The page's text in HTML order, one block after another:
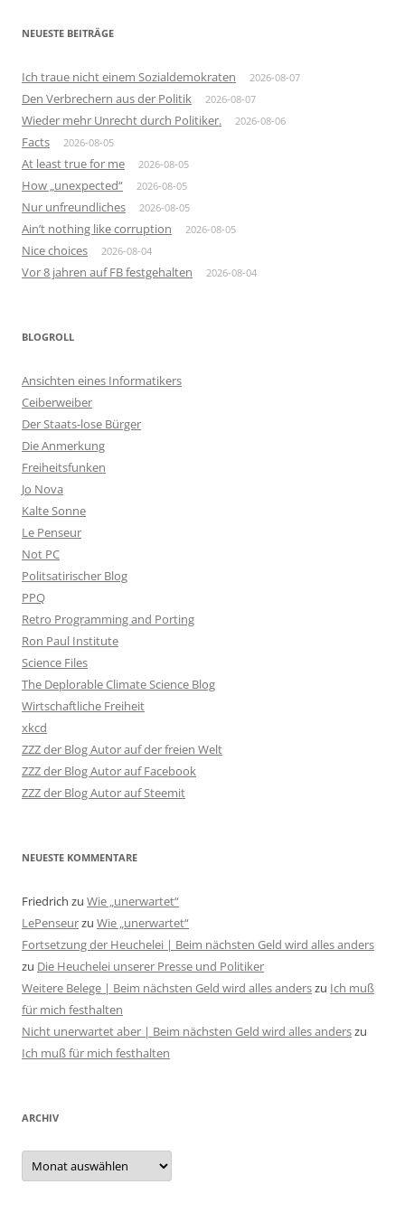
NEUESTE BEITRÄGE
Ich traue nicht einem Sozialdemokraten 2026-08-07
Den Verbrechern aus der Politik 2026-08-07
Wieder mehr Unrecht durch Politiker. 2026-08-06
Facts 2026-08-05
At least true for me 2026-08-05
How „unexpected“ 2026-08-05
Nur unfreundliches 2026-08-05
Ain’t nothing like corruption 2026-08-05
Nice choices 2026-08-04
Vor 8 jahren auf FB festgehalten 2026-08-04
BLOGROLL
Ansichten eines Informatikers
Ceiberweiber
Der Staats-lose Bürger
Die Anmerkung
Freiheitsfunken
Jo Nova
Kalte Sonne
Le Penseur
Not PC
Politsatirischer Blog
PPQ
Retro Programming and Porting
Ron Paul Institute
Science Files
The Deplorable Climate Science Blog
Wirtschaftliche Freiheit
xkcd
ZZZ der Blog Autor auf der freien Welt
ZZZ der Blog Autor auf Facebook
ZZZ der Blog Autor auf Steemit
NEUESTE KOMMENTARE
Friedrich zu Wie „unerwartet“
LePenseurzu Wie „unerwartet“
Fortsetzung der Heuchelei | Beim nächsten Geld wird alles anders
zu Die Heuchelei unserer Presse und Politiker
Weitere Belege | Beim nächsten Geld wird alles anderszu Ich muß
für mich festhalten
Nicht unerwartet aber | Beim nächsten Geld wird alles anderszu
Ich muß für mich festhalten
ARCHIV
Archiv